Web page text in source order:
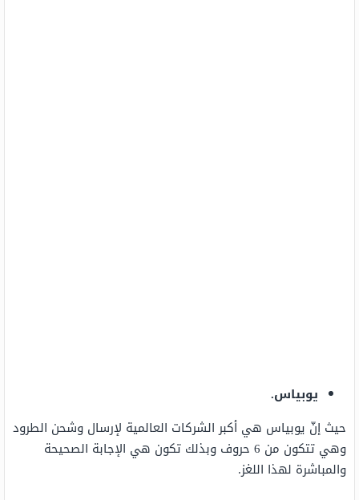
يوبياس.
حيث إنّ يوبياس هي أكبر الشركات العالمية لإرسال وشحن الطرود
وهي تتكون من 6 حروف وبذلك تكون هي الإجابة الصحيحة
والمباشرة لهذا اللغز.